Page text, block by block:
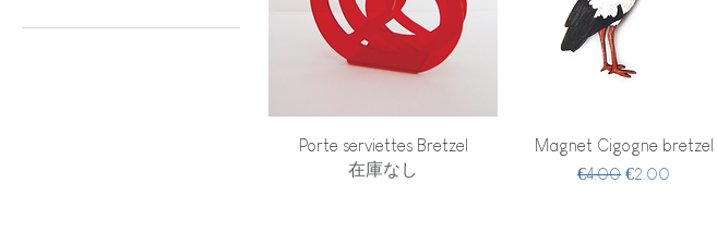
Léo
Blanc
クイックビュー
Porte serviettes Bretzel
在庫なし
クイックビュー
Magnet Cigogne bretzel
通常価格
€4.00 セール価格
€2.00